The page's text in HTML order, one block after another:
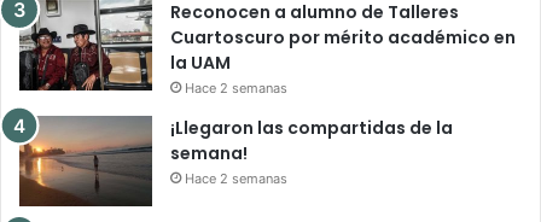
Reconocen a alumno de Talleres
Cuartoscuro por mérito académico en
la UAM
Hace 2 semanas
¡Llegaron las compartidas de la
semana!
Hace 2 semanas